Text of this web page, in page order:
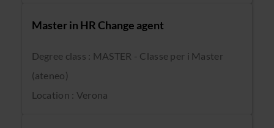
Master in HR Change agent
Degree class : MASTER - Classe per i Master
(ateneo)
Location : Verona